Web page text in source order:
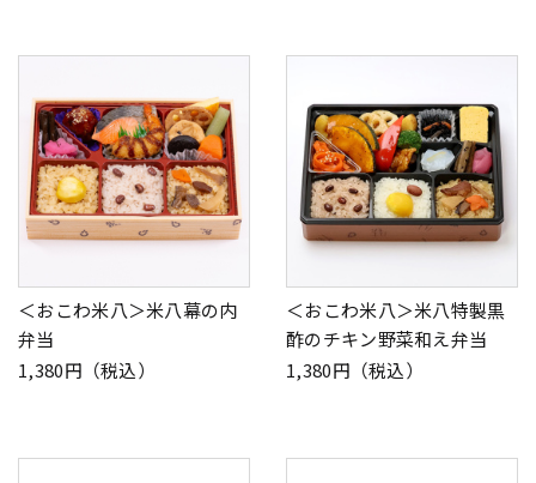
＜おこわ米八＞米八幕の内
弁当
1,380円（税込）
＜おこわ米八＞米八特製黒
酢のチキン野菜和え弁当
1,380円（税込）